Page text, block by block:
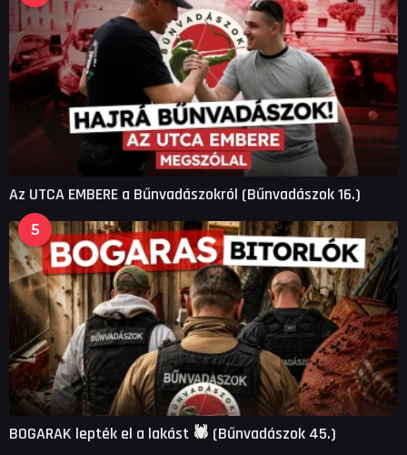
Az UTCA EMBERE a Bűnvadászokról (Bűnvadászok 16.)
5
BOGARAK lepték el a lakást 🕷 (Bűnvadászok 45.)